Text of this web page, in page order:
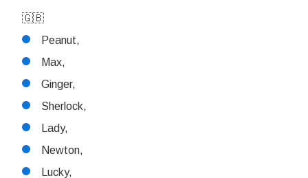
🇬🇧
Peanut,
Max,
Ginger,
Sherlock,
Lady,
Newton,
Lucky,